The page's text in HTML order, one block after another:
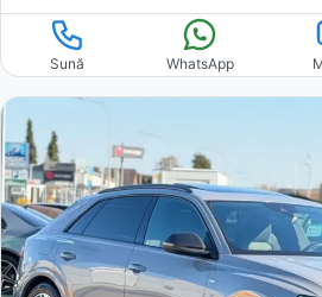
Sună WhatsApp